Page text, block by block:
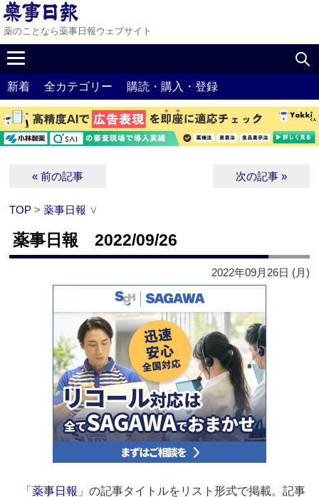
薬のことなら薬事日報ウェブサイト
新着 全カテゴリー 購読・購入・登録
« 前の記事 次の記事 »
TOP >薬事日報 ∨
薬事日報 2022/09/26
2022年09月26日 (月)
「薬事日報 」の記事タイトルをリスト形式で掲載。記事